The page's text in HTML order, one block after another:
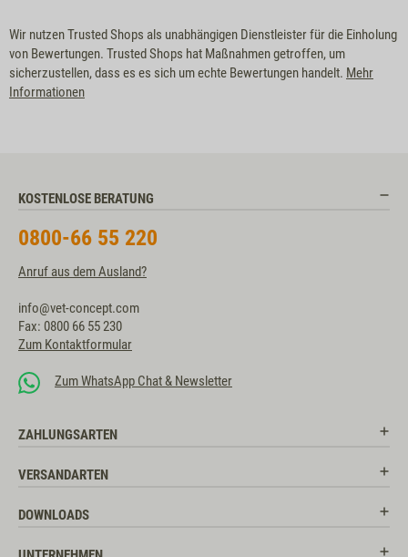
Wir nutzen Trusted Shops als unabhängigen Dienstleister für die Einholung
von Bewertungen. Trusted Shops hat Maßnahmen getroffen, um
sicherzustellen, dass es es sich um echte Bewertungen handelt. Mehr
Informationen
KOSTENLOSE BERATUNG
0800-66 55 220
Anruf aus dem Ausland?
info@vet-concept.com
Fax: 0800 66 55 230
Zum Kontaktformular
Zum WhatsApp Chat & Newsletter
ZAHLUNGSARTEN
VERSANDARTEN
DOWNLOADS